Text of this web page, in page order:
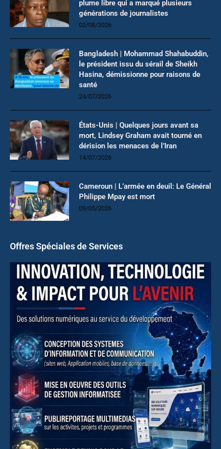
plume libre qui a marqué plusieurs
générations de journalistes
02/08/2026
Bangladesh | Mohammad Shahabuddin,
le président issu du sérail de Sheikh
Hasina, démissionne pour raisons de
santé
24/07/2026
États-Unis | Quelques jours avant sa
mort, Lindsey Graham avait tourné en
dérision les menaces de l’Iran
14/07/2026
Cameroun | L’armée en deuil: Le Général
Philippe Mpay est mort
09/05/2026
Offres Spéciales de Services